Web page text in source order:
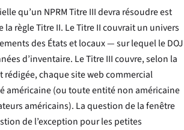
qu’un NPRM Titre III devra résoudre est
la règle Titre II. Le Titre II couvrait un univers
des États et locaux — sur lequel le DOJ
d’inventaire. Le Titre III couvre, selon la
rédigée, chaque site web commercial
américaine (ou toute entité non américaine
américains). La question de la fenêtre
de l’exception pour les petites